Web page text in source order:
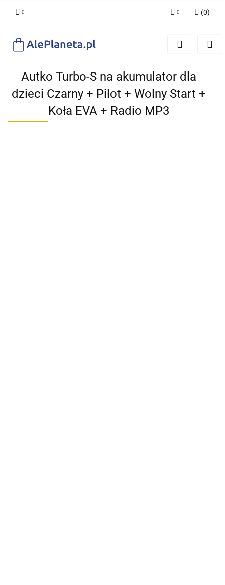
Zaloguj się
(0)
Autko Turbo-S na akumulator dla
dzieci Czarny + Pilot + Wolny Start +
Koła EVA + Radio MP3